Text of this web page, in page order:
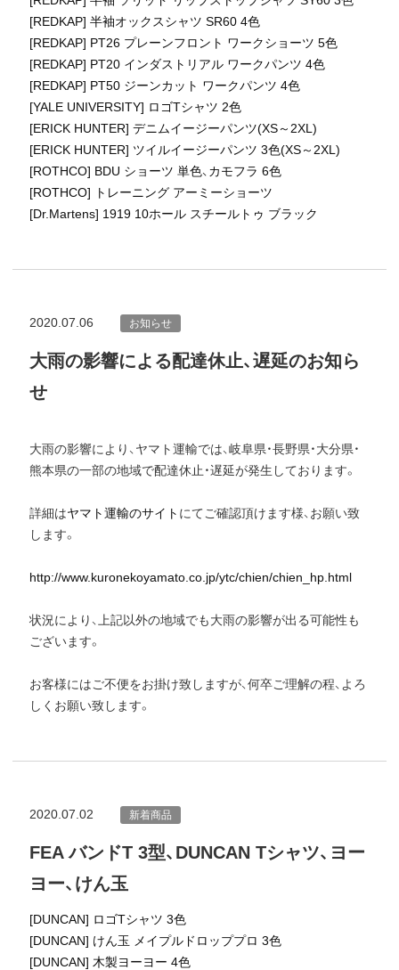
[REDKAP] 半袖オックスシャツ SR60 4色
[REDKAP] PT26 プレーンフロント ワークショーツ 5色
[REDKAP] PT20 インダストリアル ワークパンツ 4色
[REDKAP] PT50 ジーンカット ワークパンツ 4色
[YALE UNIVERSITY] ロゴTシャツ 2色
[ERICK HUNTER] デニムイージーパンツ(XS～2XL)
[ERICK HUNTER] ツイルイージーパンツ 3色(XS～2XL)
[ROTHCO] BDU ショーツ 単色、カモフラ 6色
[ROTHCO] トレーニング アーミーショーツ
[Dr.Martens] 1919 10ホール スチールトゥ ブラック
2020.07.06 お知らせ
大雨の影響による配達休止、遅延のお知ら
せ
大雨の影響により、ヤマト運輸では、岐阜県・長野県・大分県・
熊本県の一部の地域で配達休止・遅延が発生しております。
詳細はヤマト運輸のサイト にてご確認頂けます様、お願い致
します。
http://www.kuronekoyamato.co.jp/ytc/chien/chien_hp.html
状況により、上記以外の地域でも大雨の影響が出る可能性も
ございます。
お客様にはご不便をお掛け致しますが、何卒ご理解の程、よろ
しくお願い致します。
2020.07.02 新着商品
FEA バンドT 3型、DUNCAN Tシャツ、ヨー
ヨー、けん玉
[DUNCAN] ロゴTシャツ 3色
[DUNCAN] けん玉 メイプルドロッププロ 3色
[DUNCAN] 木製ヨーヨー 4色